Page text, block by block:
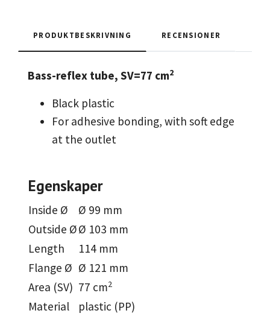
PRODUKTBESKRIVNING RECENSIONER
Bass-reflex tube, SV=77 cm2
Black plastic
For adhesive bonding, with soft edge
at the outlet
Egenskaper
Inside Ø
Ø 99 mm
Outside ØØ 103 mm
Length
114 mm
Flange Ø Ø 121 mm
Area (SV) 77 cm2
Material plastic (PP)